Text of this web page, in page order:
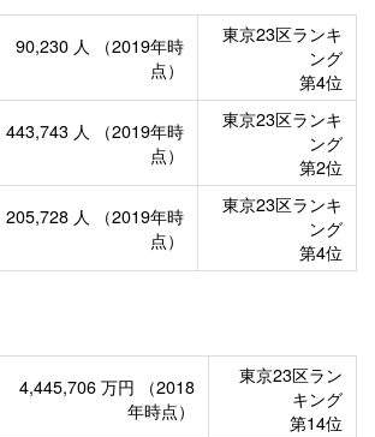
90,230 人
（2019年時
点）
東京23区ランキ
ング
第4位
443,743 人
（2019年時
点）
東京23区ランキ
ング
第2位
205,728 人
（2019年時
点）
東京23区ランキ
ング
第4位
4,445,706 万円
（2018
年時点）
東京23区ラン
キング
第14位